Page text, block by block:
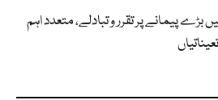
بڑے پیمانے پر تقرر و تبادلے، متعدد اہم